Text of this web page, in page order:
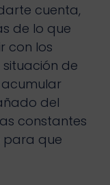
cuenta,
de lo que
con los
de
del
constantes
para que